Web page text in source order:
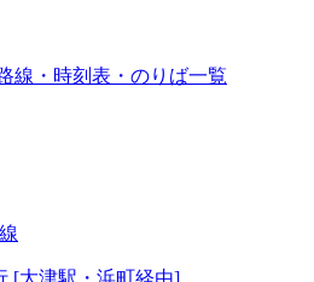
線・時刻表・のりば一覧
[大津駅・浜町経由]